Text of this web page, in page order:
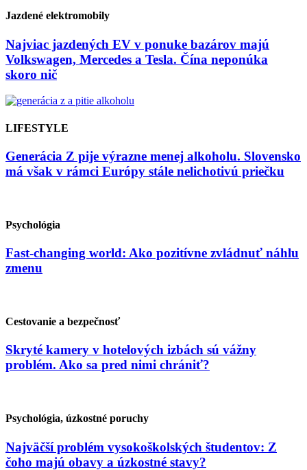
Jazdené elektromobily
Najviac jazdených EV v ponuke bazárov majú
Volkswagen, Mercedes a Tesla. Čína neponúka
skoro nič
LIFESTYLE
Generácia Z pije výrazne menej alkoholu. Slovensko
má však v rámci Európy stále nelichotivú priečku
Psychológia
Fast-changing world: Ako pozitívne zvládnuť náhlu
zmenu
Cestovanie a bezpečnosť
Skryté kamery v hotelových izbách sú vážny
problém. Ako sa pred nimi chrániť?
Psychológia, úzkostné poruchy
Najväčší problém vysokoškolských študentov: Z
čoho majú obavy a úzkostné stavy?